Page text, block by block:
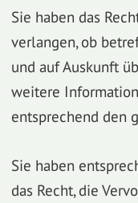
Sie haben das
verlangen, ob
und auf Auskunft
weitere
entsprechend den
Sie haben
das Recht, die